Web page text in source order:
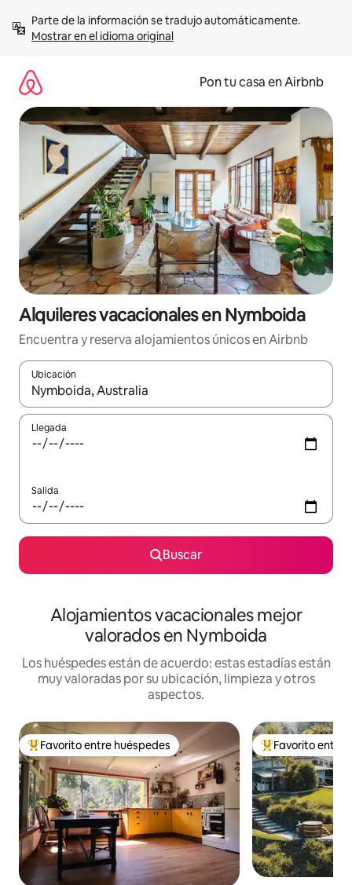
contenidoMostrar en el idioma original
Pon tu casa en Airbnb
Alquileres vacacionales en Nymboida
Encuentra y reserva alojamientos únicos en Airbnb
Ubicación
Cuando los resultados estén disponibles, navega con las
Llegada
Salida
Buscar
Alojamientos vacacionales mejor
valorados en Nymboida
Los huéspedes están de acuerdo: estas estadías están
muy valoradas por su ubicación, limpieza y otros
aspectos.
Favorito entre huéspedes preferido
Favorito entre huéspedes Favorito entre
Favorito entre